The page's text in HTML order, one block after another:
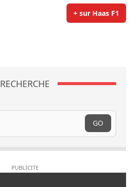
+ sur Haas F1
RECHERCHE
GO